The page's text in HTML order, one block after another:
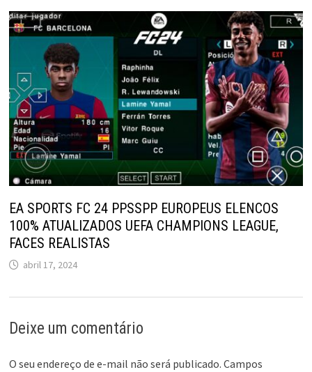
EA SPORTS FC 24 PPSSPP EUROPEUS ELENCOS
100% ATUALIZADOS UEFA CHAMPIONS LEAGUE,
FACES REALISTAS
abril 17, 2024
Deixe um comentário
O seu endereço de e-mail não será publicado. Campos